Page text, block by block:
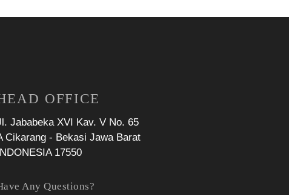
OFFICE
Jababeka XVI Kav. V No. 65
Cikarang - Bekasi Jawa Barat
INDONESIA 17550
Any Questions?